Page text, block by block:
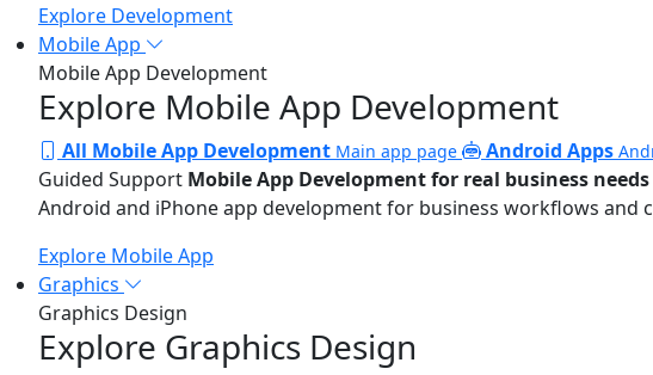
Explore Development
Mobile App
Mobile App Development
Explore Mobile App Development
All Mobile App Development Main app page Android Apps
Guided Support Mobile App Development for real business needs
Android and iPhone app development for business workflows and
Explore Mobile App
Graphics
Graphics Design
Explore Graphics Design